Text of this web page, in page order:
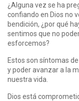
¿Alguna vez se ha
confiando en Dios no
bendición, ¿por qué
sentimos que no
esforcemos?
Estos son síntomas
y poder avanzar a la
nuestra vida.
Dios está